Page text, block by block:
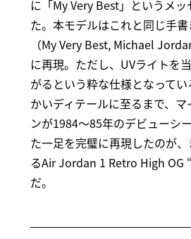
に「My Very Best」というメ
た。本モデルはこれと同じ手
（My Very Best, Michael
に再現。ただし、UVライトを
がるという粋な仕様となって
かいディテールに至るまで、
ンが1984～85年のデビューシ
た一足を完璧に再現したのが
るAir Jordan 1 Retro High OG
だ。